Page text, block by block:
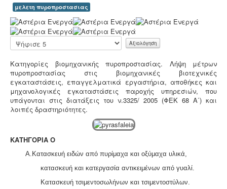
Άδεια λειτουργίας catering -
Τα catering
αδειοδοτούνται ως επαγγελματικά εργαστήρια με
προαπαιτούμενη κτηνιατρική άδεια λειτουργίας η
οποία συνοδεύεται από πλήρη μελέτη HACCP,
σύμφωνα με τον ευρωπαϊκό κανονισμό 853/2004.
κτηματολόγιο ξεκίνησε, ένας τρόπος για να
αποφευχθεί η ταλαιπωρία είναι να υποβληθεί η
μελετη πυροπροστασιας
Α
ξ
ι
ο
ό
γ
η
σ
η
Χ
σ
Παρακαλώ
αξιολογήστε
Κατηγορίες βιομηχανικής πυροπροστασίας. Λήψη μέτρων
πυροπροστασίας στις βιομηχανικές βιοτεχνικές
εγκαταστάσεις, επαγγελματικά εργαστήρια, αποθήκες και
μηχανολογικές εγκαταστάσεις παροχής υπηρεσιών, που
υπάγονται στις διατάξεις του ν.3325/ 2005 (ΦΕΚ 68 Α΄) και
λοιπές δραστηριότητες.
ΚΑΤΗΓΟΡΙΑ Ο
Α.Κατασκευή ειδών από πυρίμαχα και οξύμαχα υλικά,
κατασκευή και κατεργασία αντικειμένων από γυαλί.
Κατασκευή τσιμεντοσωλήνων και τσιμεντοστύλων.